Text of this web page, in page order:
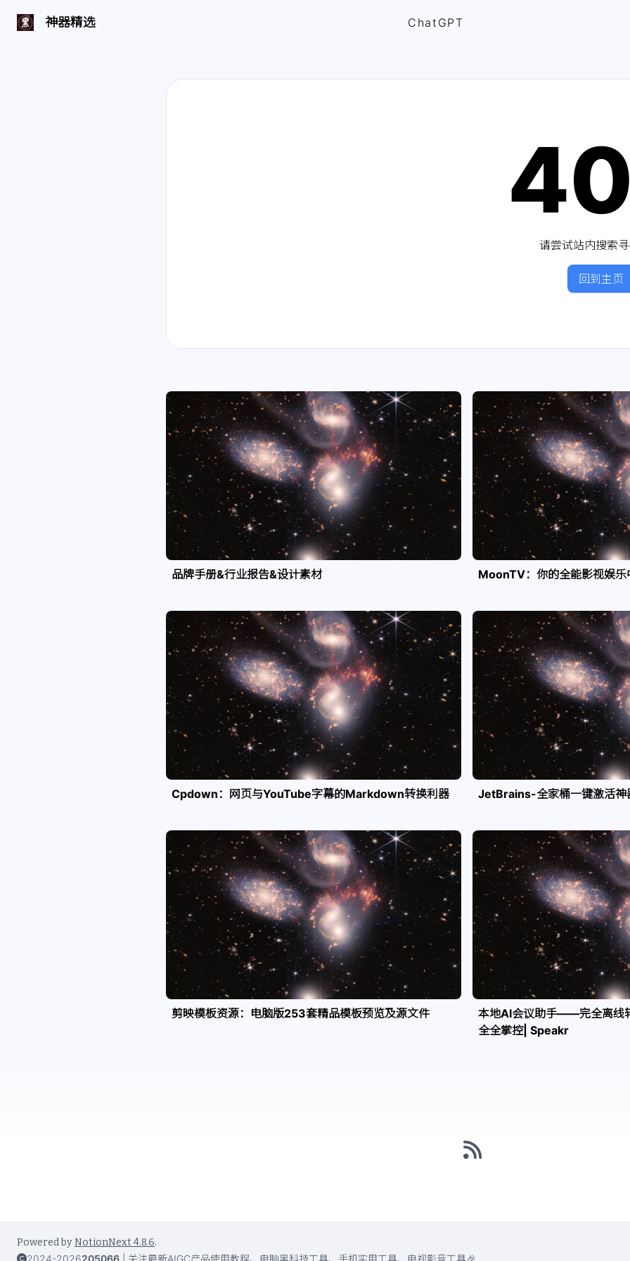
神器精选 ChatGPT
请尝试站内搜索
回到主页
品牌手册&行业报告&设计素材 MoonTV：你的全能影视娱乐
Cpdown：网页与YouTube字幕的Markdown转换利器 JetBrains-全家桶一键激活神
剪映模板资源：电脑版253套精品模板预览及源文件
本地AI会议助手——完全离线
全全掌控| Speakr
Powered by NotionNext 4.8.6.
2024-2026205066 关注最新AIGC产品使用教程、电脑黑科技工具、手机实用工具、电视影音工具🎉